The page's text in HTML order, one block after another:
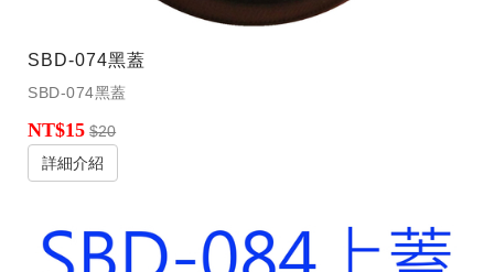
SBD-074黑蓋
SBD-074黑蓋
NT$15 $20
詳細介紹